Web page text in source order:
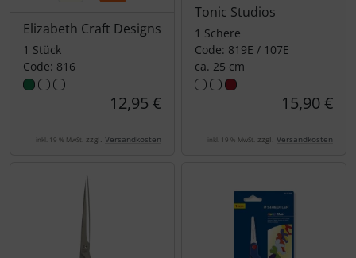
Elizabeth Craft Designs
1 Stück
Code: 816
12,95 €
inkl. 19 % MwSt. zzgl. Versandkosten
Tonic Studios
1 Schere
Code: 819E / 107E
ca. 25 cm
15,90 €
inkl. 19 % MwSt. zzgl. Versandkosten